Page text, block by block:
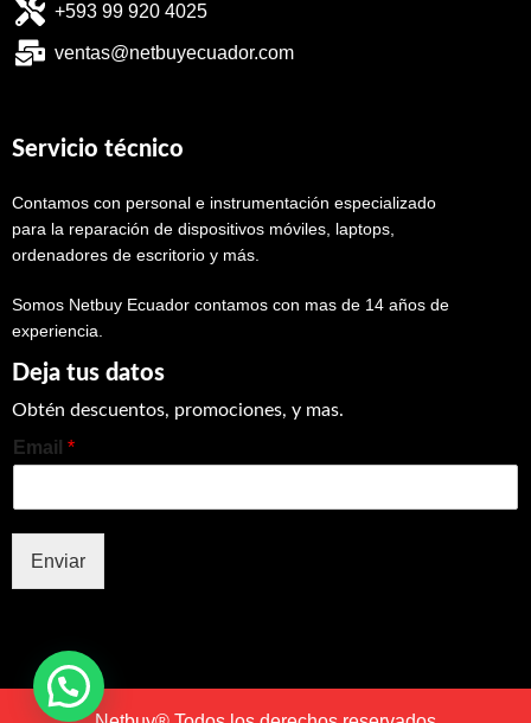
+593 99 920 4025
ventas@netbuyecuador.com
Servicio técnico
Contamos con personal e instrumentación especializado
para la reparación de dispositivos móviles, laptops,
ordenadores de escritorio y más.
Somos Netbuy Ecuador contamos con mas de 14 años de
experiencia.
Deja tus datos
Obtén descuentos, promociones, y mas.
Email *
Enviar